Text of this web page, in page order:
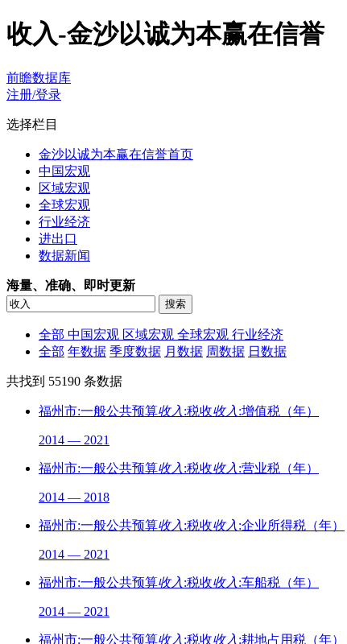
收入-金沙以诚为本赢在信誉
前瞻数据库
注册/登录
选择栏目
金沙以诚为本赢在信誉首页
中国宏观
区域宏观
全球宏观
行业经济
进出口
数据新闻
海量、准确、即时更新
全部 中国宏观 区域宏观 全球宏观 行业经济
全部 年数据 季度数据 月数据 周数据 日数据
共找到 55190 条数据
福州市:一般公共预算收入 :税收收入 :增值税（年）
2014 — 2021
福州市:一般公共预算收入 :税收收入 :营业税（年）
2014 — 2018
福州市:一般公共预算收入 :税收收入 :企业所得税（年）
2014 — 2021
福州市:一般公共预算收入 :税收收入 :车船税（年）
2014 — 2021
福州市:一般公共预算收入 :税收收入 :耕地占用税（年）